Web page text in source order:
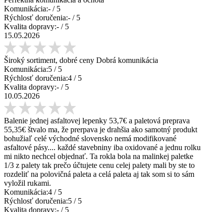
Komunikácia:- / 5
Rýchlosť doručenia:- / 5
Kvalita dopravy:- / 5
15.05.2026
Široký sortiment, dobré ceny Dobrá komunikácia
Komunikácia:5 / 5
Rýchlosť doručenia:4 / 5
Kvalita dopravy:- / 5
10.05.2026
Balenie jednej asfaltovej lepenky 53,7€ a paletová preprava
55,35€ štvalo ma, že prerpava je drahšia ako samotný produkt
bohužiaľ celé východné slovensko nemá modifikované
asfaltové pásy.... každé stavebniny iba oxidované a jednu rolku
mi nikto nechcel objednať. Ta rokla bola na malinkej paletke
1/3 z palety tak prečo účtujete cenu celej palety mali by ste to
rozdeliť na polovičná paleta a celá paleta aj tak som si to sám
vyložil rukami.
Komunikácia:4 / 5
Rýchlosť doručenia:5 / 5
Kvalita dopravy:- / 5